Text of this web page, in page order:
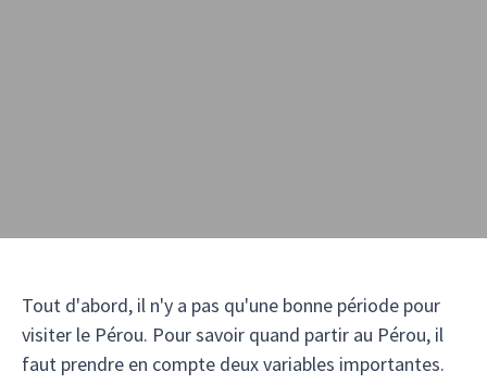
Tout d'abord, il n'y a pas qu'une bonne période pour
visiter le Pérou. Pour savoir quand partir au Pérou, il
faut prendre en compte deux variables importantes.